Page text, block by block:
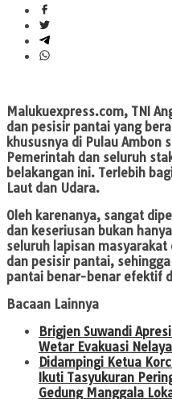
Malukuexpress.com, TNI
dan pesisir pantai yang
khususnya di Pulau Ambon
Pemerintah dan seluruh
belakangan ini. Terlebih
Laut dan Udara.
Oleh karenanya, sangat
dan keseriusan bukan
seluruh lapisan
dan pesisir pantai,
pantai benar-benar efektif
Bacaan Lainnya
Brigjen Suwandi
Wetar Evakuasi
Didampingi Ketua
Ikuti Tasyukuran
Gedung Manggala